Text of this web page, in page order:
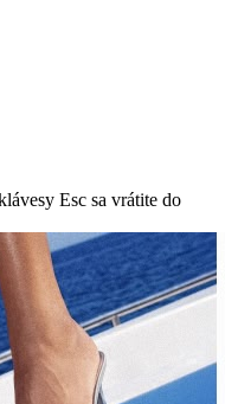
Esc sa vrátite do